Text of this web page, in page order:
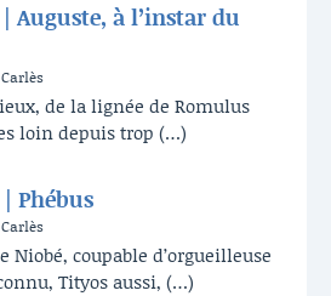
| Auguste, à l’instar du
de la lignée de Romulus
loin depuis trop (…)
Phébus
Niobé, coupable d’orgueilleuse
Tityos aussi, (…)